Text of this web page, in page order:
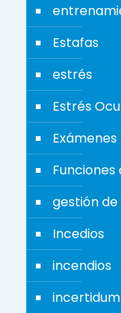
Estafas
estrés
Estrés
gestión de
Incedios
incendios